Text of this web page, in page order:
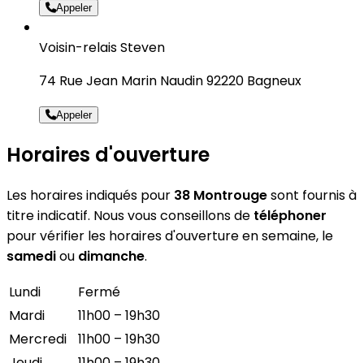
Appeler
Voisin-relais Steven
74 Rue Jean Marin Naudin 92220 Bagneux
Appeler
Horaires d'ouverture
Les horaires indiqués pour 38 Montrougesont fournis à
titre indicatif. Nous vous conseillons de téléphoner
pour vérifier les horaires d'ouverture en semaine, le
samediou dimanche.
Lundi
Fermé
Mardi
11h00 – 19h30
Mercredi
11h00 – 19h30